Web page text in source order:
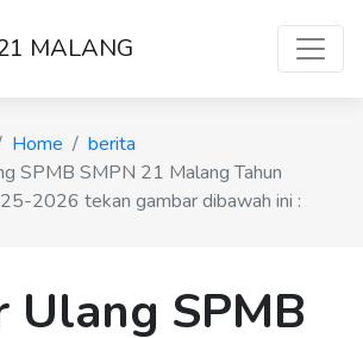
MALANG
Home
berita
SPMB SMPN 21 Malang Tahun
2026 tekan gambar dibawah ini :
Ulang SPMB